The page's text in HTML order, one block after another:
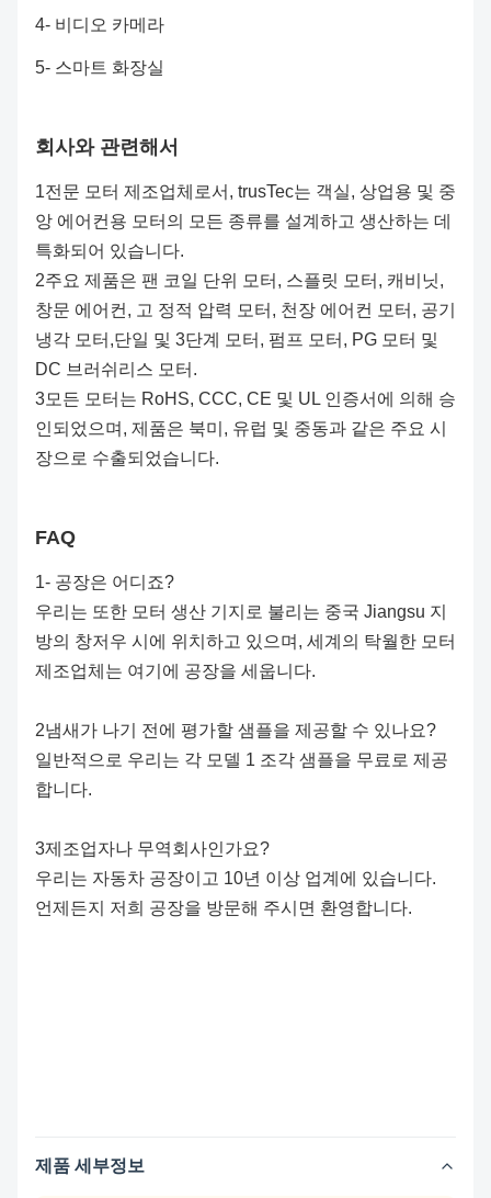
4- 비디오 카메라
5- 스마트 화장실
회사와 관련해서
1전문 모터 제조업체로서, trusTec는 객실, 상업용 및 중
앙 에어컨용 모터의 모든 종류를 설계하고 생산하는 데
특화되어 있습니다.
2주요 제품은 팬 코일 단위 모터, 스플릿 모터, 캐비닛,
창문 에어컨, 고 정적 압력 모터, 천장 에어컨 모터, 공기
냉각 모터,단일 및 3단계 모터, 펌프 모터, PG 모터 및
DC 브러쉬리스 모터.
3모든 모터는 RoHS, CCC, CE 및 UL 인증서에 의해 승
인되었으며, 제품은 북미, 유럽 및 중동과 같은 주요 시
장으로 수출되었습니다.
FAQ
1- 공장은 어디죠?
우리는 또한 모터 생산 기지로 불리는 중국 Jiangsu 지
방의 창저우 시에 위치하고 있으며, 세계의 탁월한 모터
제조업체는 여기에 공장을 세웁니다.
2냄새가 나기 전에 평가할 샘플을 제공할 수 있나요?
일반적으로 우리는 각 모델 1 조각 샘플을 무료로 제공
합니다.
3제조업자나 무역회사인가요?
우리는 자동차 공장이고 10년 이상 업계에 있습니다.
언제든지 저희 공장을 방문해 주시면 환영합니다.
제품 세부정보